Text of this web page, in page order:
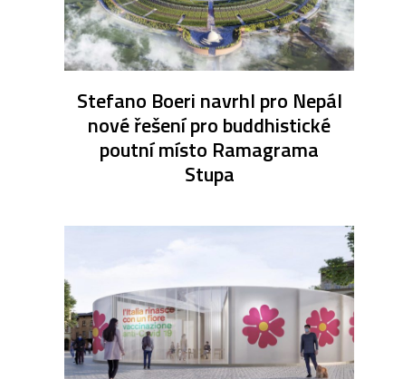
Stefano Boeri navrhl pro Nepál
nové řešení pro buddhistické
poutní místo Ramagrama
Stupa